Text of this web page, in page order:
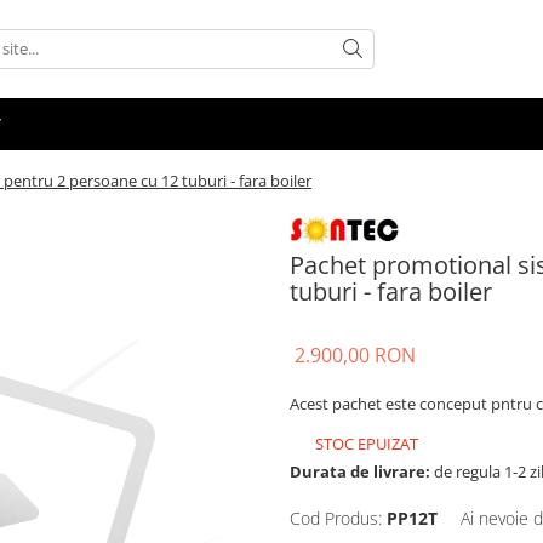
2 persoane cu 12 tuburi - fara boiler
Pachet promotional
tuburi - fara boiler
2.900,00 RON
Acest pachet este conceput pntru
STOC EPUIZAT
Durata de livrare: de regula 1-2
Cod Produs: PP12T Ai nevoie